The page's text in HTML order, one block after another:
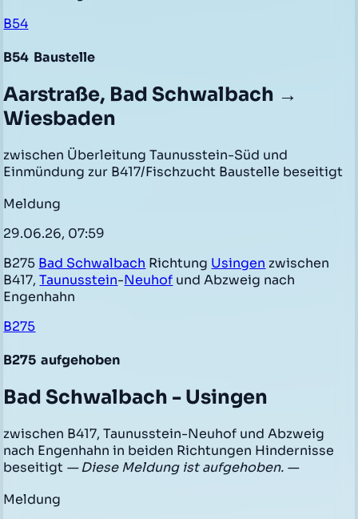
B54
B54 Baustelle
Aarstraße, Bad Schwalbach →
Wiesbaden
zwischen Überleitung Taunusstein-Süd und
Einmündung zur B417/Fischzucht Baustelle beseitigt
Meldung
29.06.26, 07:59
B275 Bad Schwalbach Richtung Usingen zwischen
B417,Taunusstein-Neuhof und Abzweig nach
Engenhahn
B275
B275 aufgehoben
Bad Schwalbach - Usingen
zwischen B417, Taunusstein-Neuhof und Abzweig
nach Engenhahn in beiden Richtungen Hindernisse
beseitigt — Diese Meldung ist aufgehoben. —
Meldung